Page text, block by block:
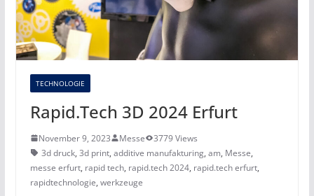
TECHNOLOGIE
Rapid.Tech 3D 2024 Erfurt
November 9, 2023 Messe
3779 Views
3d druck, 3d print, additive manufakturing, am, Messe,
messe erfurt, rapid tech, rapid.tech 2024, rapid.tech erfurt,
rapidtechnologie, werkzeuge